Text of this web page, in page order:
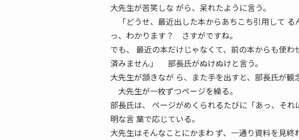
大先生が苦笑しな がら、呆れたように言う。
「どうせ、最近出した本からあちこち引用して
っ、わかります？ さすがですね。
でも、 最近の本だけじゃなくて、前の本からも使わ
済みません」 部長氏がぬけぬけと言う。
大先生が頷きなが ら、また手を出すと、部長氏が観
大先生が一枚ずつページを繰る。
部長氏は、 ページがめくられるたびに「あっ、そ
明な言 葉で応じている。
大先生はそんなことにかまわ ず、一通り資料を見終